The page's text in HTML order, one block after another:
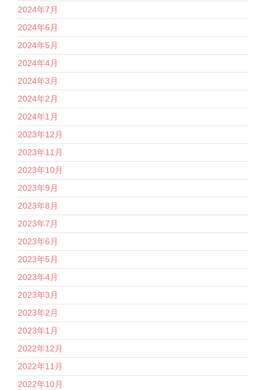
2024年7月
2024年6月
2024年5月
2024年4月
2024年3月
2024年2月
2024年1月
2023年12月
2023年11月
2023年10月
2023年9月
2023年8月
2023年7月
2023年6月
2023年5月
2023年4月
2023年3月
2023年2月
2023年1月
2022年12月
2022年11月
2022年10月